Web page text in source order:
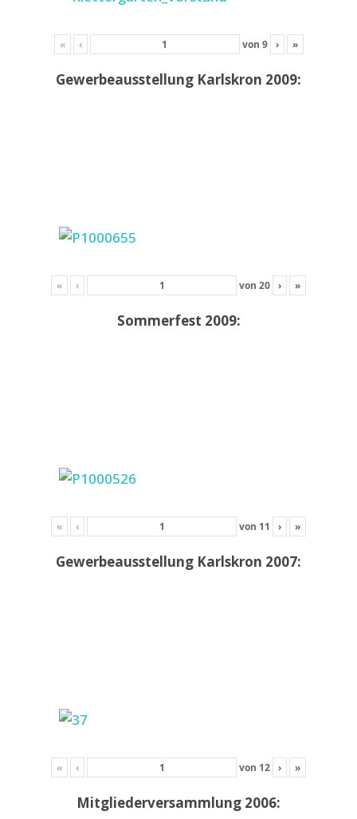
« ‹ von 9 › »
Gewerbeausstellung Karlskron 2009:
« ‹ von 20 › »
Sommerfest 2009:
« ‹ von 11 › »
Gewerbeausstellung Karlskron 2007:
« ‹ von 12 › »
Mitgliederversammlung 2006: